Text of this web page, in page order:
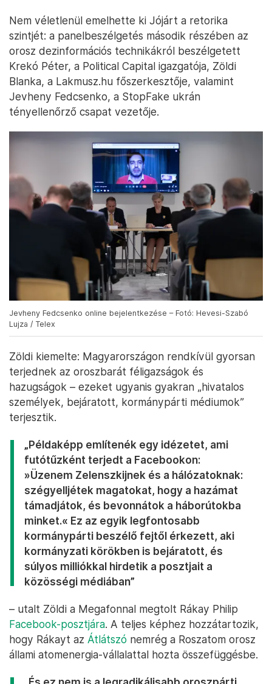
Nem véletlenül emelhette ki Jójárt a retorika
szintjét: a panelbeszélgetés második részében az
orosz dezinformációs technikákról beszélgetett
Krekó Péter, a Political Capital igazgatója, Zöldi
Blanka, a Lakmusz.hu főszerkesztője, valamint
Jevheny Fedcsenko, a StopFake ukrán
tényellenőrző csapat vezetője.
Jevheny Fedcsenko online bejelentkezése – Fotó: Hevesi-Szabó
Lujza / Telex
Zöldi kiemelte: Magyarországon rendkívül gyorsan
terjednek az oroszbarát féligazságok és
hazugságok – ezeket ugyanis gyakran „hivatalos
személyek, bejáratott, kormánypárti médiumok”
terjesztik.
„Példaképp említenék egy idézetet, ami
futótűzként terjedt a Facebookon:
»Üzenem Zelenszkijnek és a hálózatoknak:
szégyelljétek magatokat, hogy a hazámat
támadjátok, és bevonnátok a háborútokba
minket.« Ez az egyik legfontosabb
kormánypárti beszélő fejtől érkezett, aki
kormányzati körökben is bejáratott, és
súlyos milliókkal hirdetik a posztjait a
közösségi médiában”
– utalt Zöldi a Megafonnal megtolt Rákay Philip
Facebook-posztjára. A teljes képhez hozzátartozik,
hogy Rákayt az Átlátszó nemrég a Roszatom orosz
állami atomenergia-vállalattal hozta összefüggésbe.